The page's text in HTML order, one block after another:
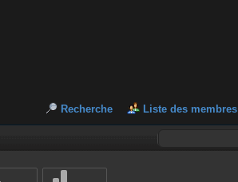
Recherche Liste des membres